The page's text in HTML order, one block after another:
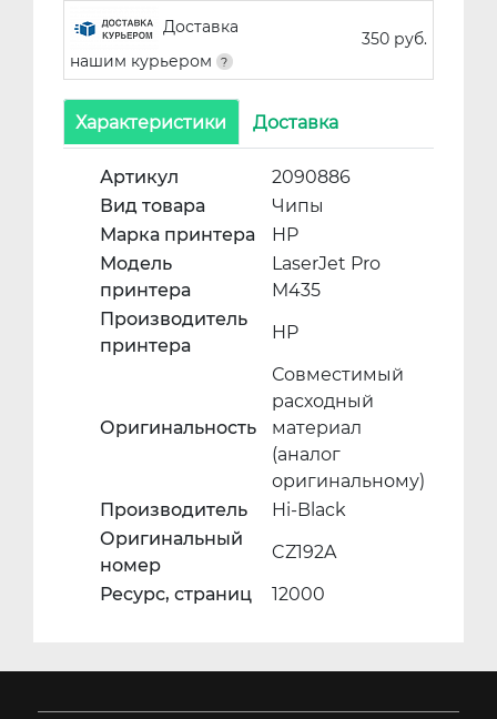
Доставка
нашим курьером
350 руб.
Характеристики Доставка
Артикул
2090886
Вид товара
Чипы
Марка принтера
HP
Модель
принтера
LaserJet Pro
M435
Производитель
принтера
HP
Оригинальность
Совместимый
расходный
материал
(аналог
оригинальному)
Производитель
Hi-Black
Оригинальный
номер
CZ192A
Ресурс, страниц
12000